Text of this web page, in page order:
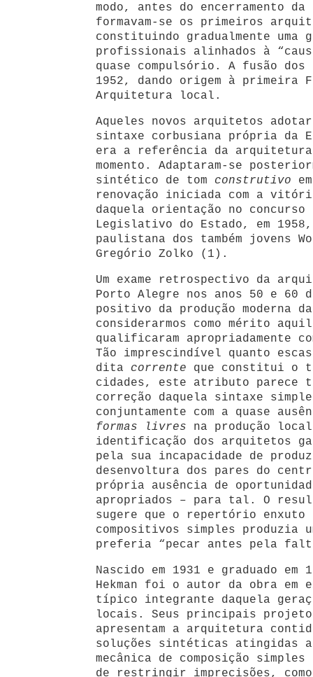
modo, antes do encerramento da
formavam-se os primeiros
constituindo gradualmente uma
profissionais alinhados à
quase compulsório. A fusão dos
1952, dando origem à primeira
Arquitetura local.
Aqueles novos arquitetos
sintaxe corbusiana própria da
era a referência da
momento. Adaptaram-se
sintético de tom construtivo
renovação iniciada com a
daquela orientação no concurso
Legislativo do Estado, em
paulistana dos também jovens
Gregório Zolko (1).
Um exame retrospectivo da
Porto Alegre nos anos 50 e 60
positivo da produção moderna
considerarmos como mérito
qualificaram apropriadamente
Tão imprescindível quanto
dita corrente que constitui o
cidades, este atributo parece
correção daquela sintaxe
conjuntamente com a quase
formas livres na produção
identificação dos arquitetos
pela sua incapacidade de
desenvoltura dos pares do
própria ausência de
apropriados – para tal. O
sugere que o repertório enxuto
compositivos simples produzia
preferia “pecar antes pela
Nascido em 1931 e graduado em
Hekman foi o autor da obra em
típico integrante daquela
locais. Seus principais
apresentam a arquitetura
soluções sintéticas atingidas
mecânica de composição
de restringir imprecisões,